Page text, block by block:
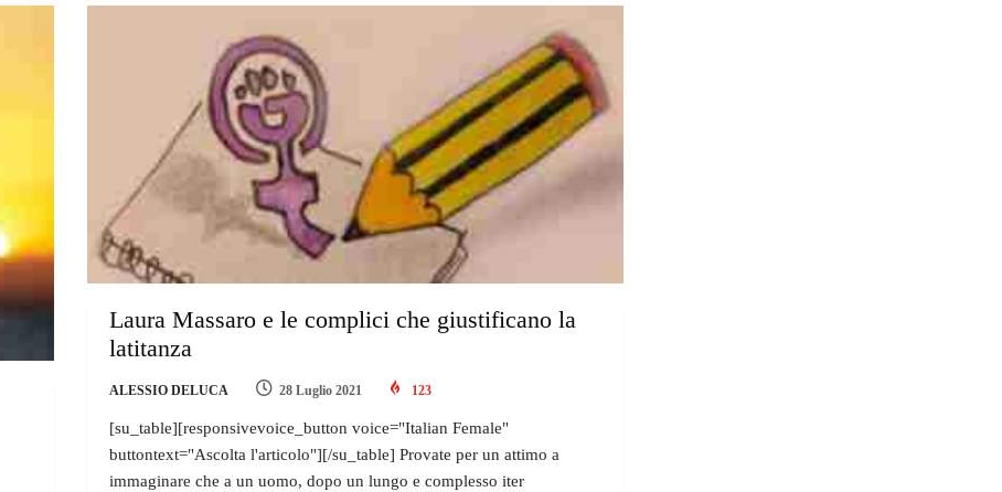
Laura Massaro e le complici che giustificano la
latitanza
ALESSIO DELUCA 28 Luglio 2021 123
[su_table][responsivevoice_button voice="Italian Female"
buttontext="Ascolta l'articolo"][/su_table] Provate per un attimo a
immaginare che a un uomo, dopo un lungo e complesso iter